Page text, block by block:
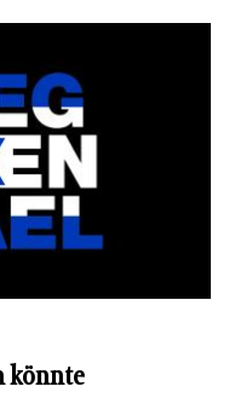
könnte